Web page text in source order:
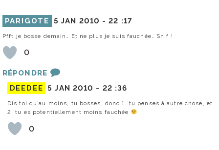
PARIGOTE 5 JAN 2010 -22 :17
Pfft je bosse demain… Et ne plus je suis fauchée… Snif !
0
RÉPONDRE
DEEDEE 5 JAN 2010 - 22 :36
Dis toi qu’au moins, tu bosses, donc 1. tu penses à autre chose, et
2. tu es potentiellement moins fauchée
0